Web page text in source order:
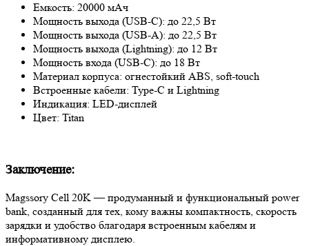
Емкость: 20000 мАч
Мощность выхода (USB-C): до 22,5 Вт
Мощность выхода (USB-А): до 22,5 Вт
Мощность выхода (Lightning): до 12 Вт
Мощность входа (USB-C): до 18 Вт
Материал корпуса: огнестойкий ABS, soft-touch
Встроенные кабели: Type-C и Lightning
Индикация: LED-дисплей
Цвет: Titan
Заключение:
Magssory Cell 20K — продуманный и функциональный power
bank, созданный для тех, кому важны компактность, скорость
зарядки и удобство благодаря встроенным кабелям и
информативному дисплею.